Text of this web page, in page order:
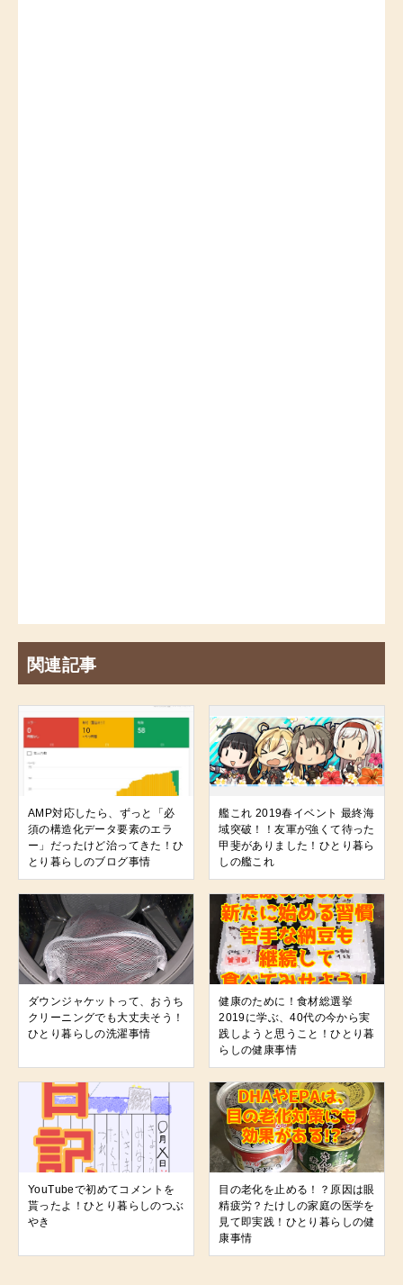
関連記事
AMP対応したら、ずっと「必
須の構造化データ要素のエラ
ー」だったけど治ってきた！ひ
とり暮らしのブログ事情
艦これ 2019春イベント 最終海
域突破！！友軍が強くて待った
甲斐がありました！ひとり暮ら
しの艦これ
ダウンジャケットって、おうち
クリーニングでも大丈夫そう！
ひとり暮らしの洗濯事情
健康のために！食材総選挙
2019に学ぶ、40代の今から実
践しようと思うこと！ひとり暮
らしの健康事情
YouTubeで初めてコメントを
貰ったよ！ひとり暮らしのつぶ
やき
目の老化を止める！？原因は眼
精疲労？たけしの家庭の医学を
見て即実践！ひとり暮らしの健
康事情